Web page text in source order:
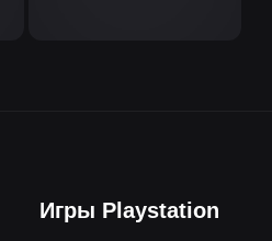
Игры Playstation